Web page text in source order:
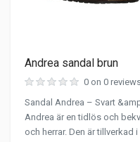
Andrea sandal brun
0 on 0
Sandal Andrea – Svart
Andrea är en tidlös och
och herrar. Den är tillverkad